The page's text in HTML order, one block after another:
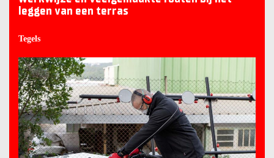
leggen van een terras
Tegels